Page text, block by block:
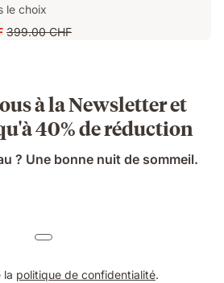
le choix
Prix
399.00 CHF
à la Newsletter et
40% de réduction
? Une bonne nuit de sommeil.
la politique de confidentialité.